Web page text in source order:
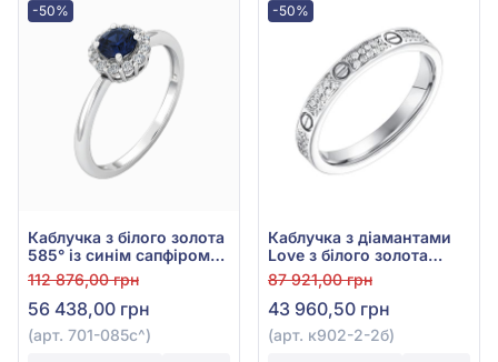
-50%
Каблучка з білого золота
585° із синім сапфіром
0,45ct та діамантом
0,19ct, арт. 701-085с
112 876,00 грн
56 438,00 грн
(арт. 701-085с^)
-50%
Каблучка з діамантами
Love з білого золота
585°, Діамант 0,189ct,
арт. к902-2-2б
87 921,00 грн
43 960,50 грн
(арт. к902-2-2б)